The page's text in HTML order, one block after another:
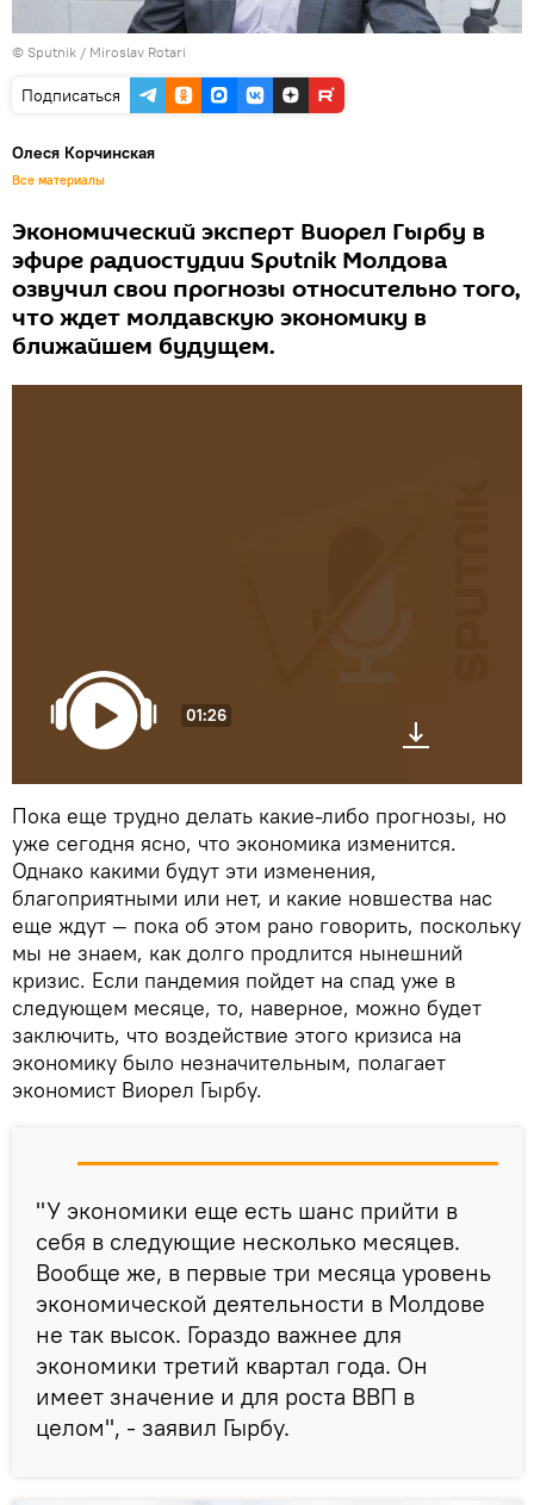
© Sputnik / Miroslav Rotari
Подписаться
Олеся Корчинская
Все материалы
Экономический эксперт Виорел Гырбу в
эфире радиостудии Sputnik Молдова
озвучил свои прогнозы относительно того,
что ждет молдавскую экономику в
ближайшем будущем.
01:26
Пока еще трудно делать какие-либо прогнозы, но
уже сегодня ясно, что экономика изменится.
Однако какими будут эти изменения,
благоприятными или нет, и какие новшества нас
еще ждут — пока об этом рано говорить, поскольку
мы не знаем, как долго продлится нынешний
кризис. Если пандемия пойдет на спад уже в
следующем месяце, то, наверное, можно будет
заключить, что воздействие этого кризиса на
экономику было незначительным, полагает
экономист Виорел Гырбу.
"У экономики еще есть шанс прийти в
себя в следующие несколько месяцев.
Вообще же, в первые три месяца уровень
экономической деятельности в Молдове
не так высок. Гораздо важнее для
экономики третий квартал года. Он
имеет значение и для роста ВВП в
целом", - заявил Гырбу.